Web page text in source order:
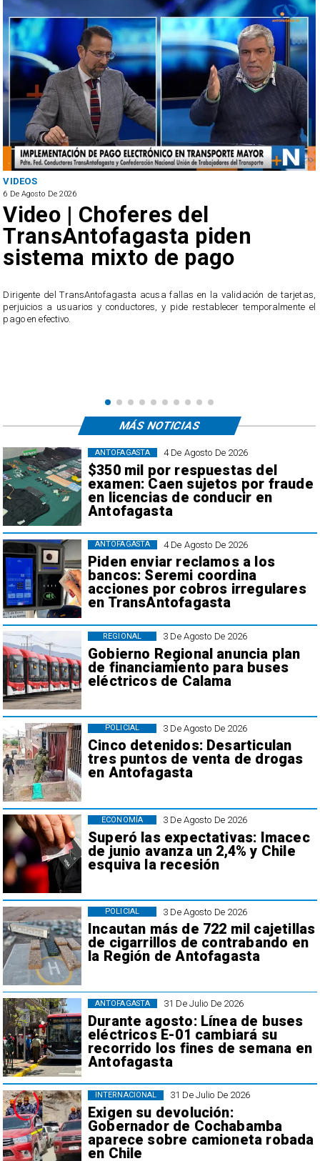
VIDEOS
6 De Agosto De 2026
Video | Choferes del
TransAntofagasta piden
sistema mixto de pago
​Dirigente del TransAntofagasta acusa fallas en la validación de tarjetas,
perjuicios a usuarios y conductores, y pide restablecer temporalmente el
pago en efectivo.
4 De Agosto De 2026
$350 mil por respuestas del
examen: Caen sujetos por fraude
en licencias de conducir en
Antofagasta
ANTOFAGASTA
4 De Agosto De 2026
Piden enviar reclamos a los
bancos: Seremi coordina
acciones por cobros irregulares
en TransAntofagasta
ANTOFAGASTA
3 De Agosto De 2026
Gobierno Regional anuncia plan
de financiamiento para buses
eléctricos de Calama
REGIONAL
3 De Agosto De 2026
Cinco detenidos: Desarticulan
tres puntos de venta de drogas
en Antofagasta
POLICIAL
3 De Agosto De 2026
Superó las expectativas: Imacec
de junio avanza un 2,4% y Chile
esquiva la recesión
ECONOMÍA
3 De Agosto De 2026
Incautan más de 722 mil cajetillas
de cigarrillos de contrabando en
la Región de Antofagasta
POLICIAL
31 De Julio De 2026
Durante agosto: Línea de buses
eléctricos E-01 cambiará su
recorrido los fines de semana en
Antofagasta
ANTOFAGASTA
31 De Julio De 2026
Exigen su devolución:
Gobernador de Cochabamba
aparece sobre camioneta robada
en Chile
INTERNACIONAL
MÁS NOTICIAS